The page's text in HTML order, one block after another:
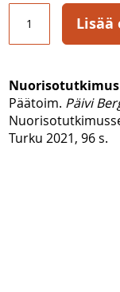
Nuorisotutkimus
Päätoim. Päivi
Turku 2021, 96 s.